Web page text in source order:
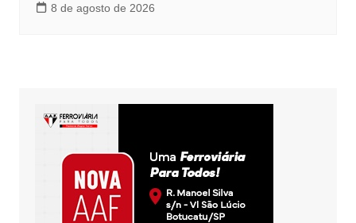
8 de agosto de 2026